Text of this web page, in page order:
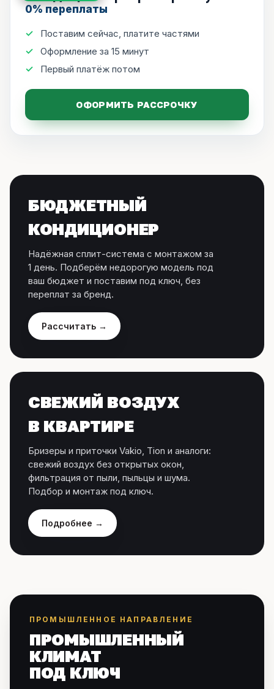
0% переплаты
Поставим сейчас, платите частями
Оформление за 15 минут
Первый платёж потом
ОФОРМИТЬ РАССРОЧКУ
БЮДЖЕТНЫЙ
КОНДИЦИОНЕР
Надёжная сплит-система с монтажом за
1 день. Подберём недорогую модель под
ваш бюджет и поставим под ключ, без
переплат за бренд.
Рассчитать →
СВЕЖИЙ ВОЗДУХ
В КВАРТИРЕ
Бризеры и приточки Vakio, Tion и аналоги:
свежий воздух без открытых окон,
фильтрация от пыли, пыльцы и шума.
Подбор и монтаж под ключ.
Подробнее →
ПРОМЫШЛЕННОЕ НАПРАВЛЕНИЕ
ПРОМЫШЛЕННЫЙ
КЛИМАТ
ПОД КЛЮЧ